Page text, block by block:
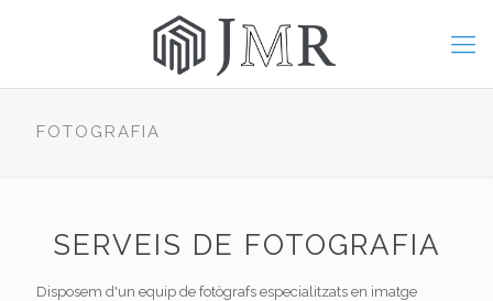
FOTOGRAFIA
SERVEIS DE FOTOGRAFIA
Disposem d'un equip de fotògrafs especialitzats en imatge